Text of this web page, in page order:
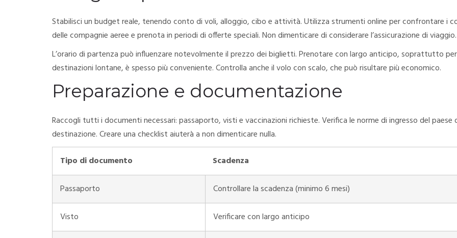
Stabilisci un budget reale, tenendo conto di voli, alloggio, cibo e attività. Utilizza strumenti online per confrontare i
delle compagnie aeree e prenota in periodi di offerte speciali. Non dimenticare di considerare l’assicurazione di viaggio.
L’orario di partenza può influenzare notevolmente il prezzo dei biglietti. Prenotare con largo anticipo, soprattutto per
destinazioni lontane, è spesso più conveniente. Controlla anche il volo con scalo, che può risultare più economico.
Preparazione e documentazione
Raccogli tutti i documenti necessari: passaporto, visti e vaccinazioni richieste. Verifica le norme di ingresso del paese
destinazione. Creare una checklist aiuterà a non dimenticare nulla.
Tipo di documento
Scadenza
Passaporto Controllare la scadenza (minimo 6 mesi)
Visto Verificare con largo anticipo